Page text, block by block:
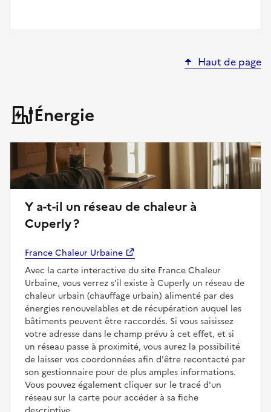
Haut de page
Énergie
Y a-t-il un réseau de chaleur à
Cuperly ?
France Chaleur Urbaine
Avec la carte interactive du site France Chaleur
Urbaine, vous verrez s'il existe à Cuperly un réseau de
chaleur urbain (chauffage urbain) alimenté par des
énergies renouvelables et de récupération auquel les
bâtiments peuvent être raccordés. Si vous saisissez
votre adresse dans le champ prévu à cet effet, et si
un réseau passe à proximité, vous aurez la possibilité
de laisser vos coordonnées afin d'être recontacté par
son gestionnaire pour de plus amples informations.
Vous pouvez également cliquer sur le tracé d'un
réseau sur la carte pour accéder à sa fiche